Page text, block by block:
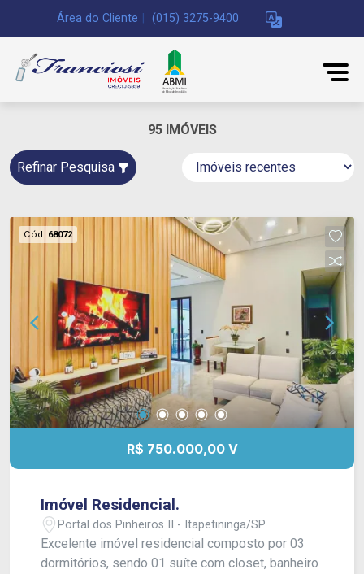
Área do Cliente (015) 3275-9400
95 IMÓVEIS
Refinar Pesquisa
Cód. 68072
R$ 750.000,00 V
Imóvel Residencial.
Portal dos Pinheiros II - Itapetininga/SP
Excelente imóvel residencial composto por 03
dormitórios, sendo 01 suíte com closet, banheiro